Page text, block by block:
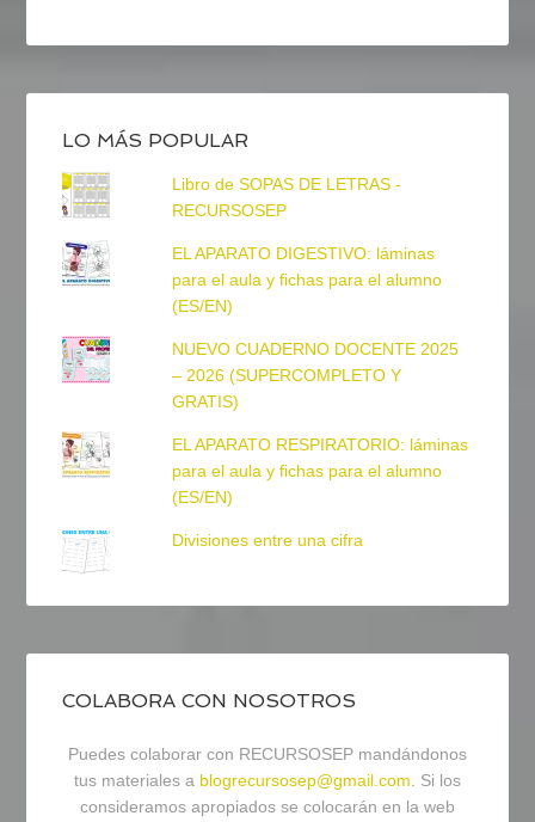
LO MÁS POPULAR
Libro de SOPAS DE LETRAS -
RECURSOSEP
EL APARATO DIGESTIVO: láminas
para el aula y fichas para el alumno
(ES/EN)
NUEVO CUADERNO DOCENTE 2025
– 2026 (SUPERCOMPLETO Y
GRATIS)
EL APARATO RESPIRATORIO: láminas
para el aula y fichas para el alumno
(ES/EN)
Divisiones entre una cifra
COLABORA CON NOSOTROS
Puedes colaborar con RECURSOSEP mandándonos
tus materiales a blogrecursosep@gmail.com. Si los
consideramos apropiados se colocarán en la web